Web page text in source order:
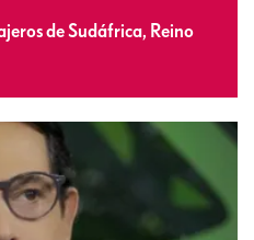
de Sudáfrica, Reino